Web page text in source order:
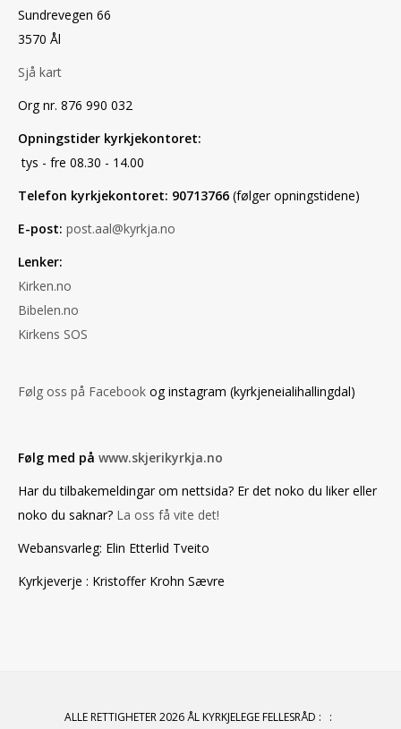
Sundrevegen 66
3570 Ål
Sjå kart
Org nr. 876 990 032
Opningstider kyrkjekontoret:
tys - fre 08.30 - 14.00
Telefon kyrkjekontoret: 90713766 (følger opningstidene)
E-post: post.aal@kyrkja.no
Lenker:
Kirken.no
Bibelen.no
Kirkens SOS
Følg oss på Facebook og instagram (kyrkjeneialihallingdal)
Følg med på www.skjerikyrkja.no
Har du tilbakemeldingar om nettsida? Er det noko du liker eller
noko du saknar? La oss få vite det!
Webansvarleg: Elin Etterlid Tveito
Kyrkjeverje : Kristoffer Krohn Sævre
ALLE RETTIGHETER 2026 ÅL KYRKJELEGE FELLESRÅD : :